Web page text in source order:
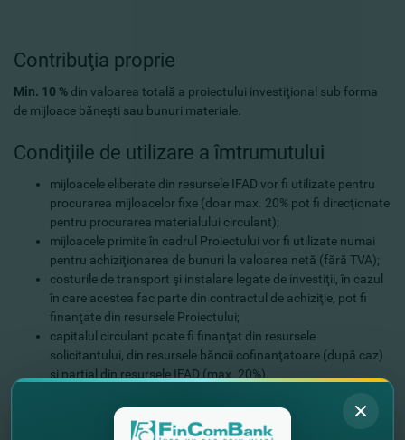
Contribuţia proprie
Min. 10 % din valoarea totală a proiectului investiţional sub forma
de mijloace băneşti sau bunuri materiale.
Condiţiile de utilizare a îmtrumutului
mijloacele eliberate din resursele IFAD vor fi utilizate pentru
procurarea mijloacelor fixe (doar max. 20% pot fi direcţionate
pentru procurarea materialului circulant);
mijloacele primite în cadrul Proiectului vor fi utilizate numai
pentru achiziţionarea de bunuri la valoarea netă (fără TVA);
costurile de transport şi instalare legate de investiţii, în cazul
în care acestea fac parte din contractul de achiziţie, pot fi
finanţate din resursele Proiectului;
capitalul circulant poate fi finanţat din resursele
solicitantului, din resursele băncii cofinanţatoare (după caz)
şi parţial din resursele IFAD (max. 20%).
achiziţionarea de module/construcţii de seră vor fi eligibile